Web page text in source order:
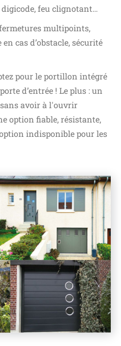
feu clignotant…
multipoints,
cas d’obstacle, sécurité
pour le portillon intégré
d’entrée ! Le plus : un
avoir à l'ouvrir
option fiable, résistante,
indisponible pour les